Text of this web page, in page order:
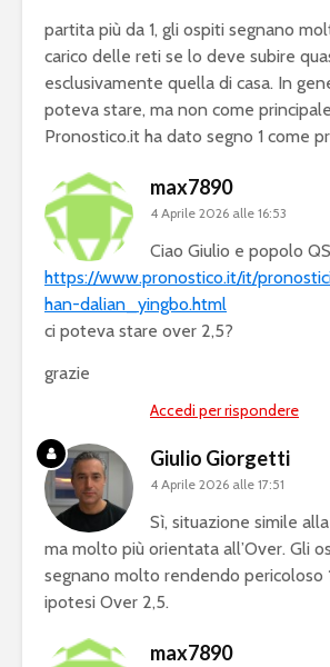
partita più da 1, gli ospiti segnano
carico delle reti se lo deve subire
esclusivamente quella di casa. In
poteva stare, ma non come
Pronostico.it ha dato segno 1 come
max7890
4 Aprile 2026 alle 16:53
Ciao Giulio e popolo
https://www.pronostico.it/it/
han-dalian_yingbo.html
ci poteva stare over 2,5?
grazie
Accedi per rispondere
Giulio Giorgetti
4 Aprile 2026 alle 17:51
Sì, situazione simile
ma molto più orientata all’Over. Gli
segnano molto rendendo pericoloso
ipotesi Over 2,5.
max7890